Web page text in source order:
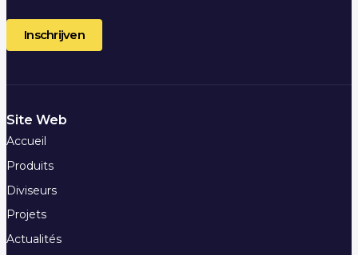
Site Web
Accueil
Produits
Diviseurs
Projets
Actualités